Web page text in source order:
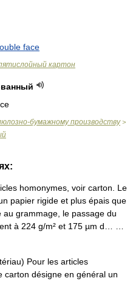
face
картон
бумажному производству>
homonymes, voir carton. Le
papier rigide et plus épais que
grammage, le passage du
à 224 g/m² et 175 µm d… …
Pour les articles
carton désigne en général un